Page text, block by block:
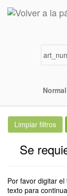
Se
Por favor digitar
texto para